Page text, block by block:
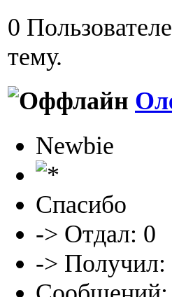
0
тему.
Newbie
Спасибо
-> Отдал: 0
-> Получил: